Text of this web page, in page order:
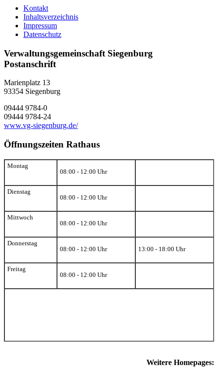
Kontakt
Inhaltsverzeichnis
Impressum
Datenschutz
Verwaltungsgemeinschaft Siegenburg
Postanschrift
Marienplatz 13
93354 Siegenburg
09444 9784-0
09444 9784-24
www.vg-siegenburg.de/
Öffnungszeiten Rathaus
Montag
08:00 - 12:00 Uhr
Dienstag
08:00 - 12:00 Uhr
Mittwoch
08:00 - 12:00 Uhr
Donnerstag
08:00 - 12:00 Uhr
13:00 - 18:00 Uhr
Freitag
08:00 - 12:00 Uhr
Weitere Homepages: